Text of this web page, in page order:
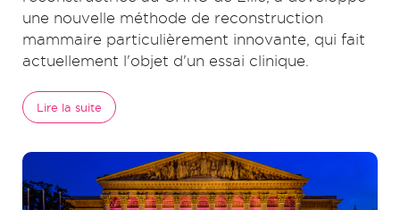
une nouvelle méthode de reconstruction
mammaire particulièrement innovante, qui fait
actuellement l'objet d'un essai clinique.
Lire la suite